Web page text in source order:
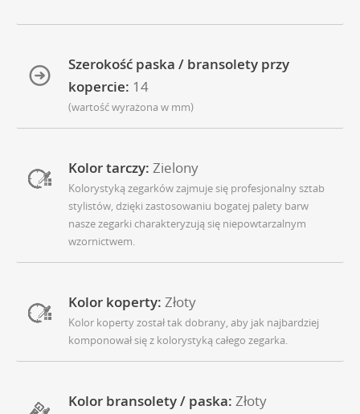
Szerokość paska / bransolety przy
kopercie: 14
(wartość wyrażona w mm)
Kolor tarczy: Zielony
Kolorystyką zegarków zajmuje się profesjonalny sztab
stylistów, dzięki zastosowaniu bogatej palety barw
nasze zegarki charakteryzują się niepowtarzalnym
wzornictwem.
Kolor koperty: Złoty
Kolor koperty został tak dobrany, aby jak najbardziej
komponował się z kolorystyką całego zegarka.
Kolor bransolety / paska: Złoty